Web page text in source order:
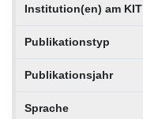
Institution(en) am KIT
Publikationstyp
Publikationsjahr
Sprache